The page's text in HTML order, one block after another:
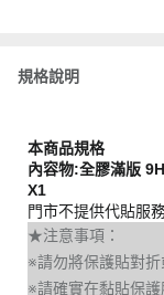
規格說明
本商品規格
內容物:全膠滿版
X1
門市不提供代貼服
★注意事項：
※請勿將保護貼對
※請確實在黏貼保